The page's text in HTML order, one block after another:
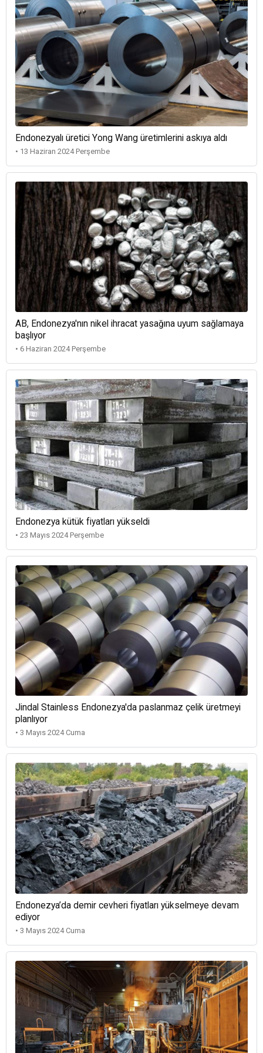
Endonezyalı üretici Yong Wang üretimlerini askıya aldı
• 13 Haziran 2024 Perşembe
AB, Endonezya'nın nikel ihracat yasağına uyum sağlamaya
başlıyor
• 6 Haziran 2024 Perşembe
Endonezya kütük fiyatları yükseldi
• 23 Mayıs 2024 Perşembe
Jindal Stainless Endonezya'da paslanmaz çelik üretmeyi
planlıyor
• 3 Mayıs 2024 Cuma
Endonezya’da demir cevheri fiyatları yükselmeye devam
ediyor
• 3 Mayıs 2024 Cuma